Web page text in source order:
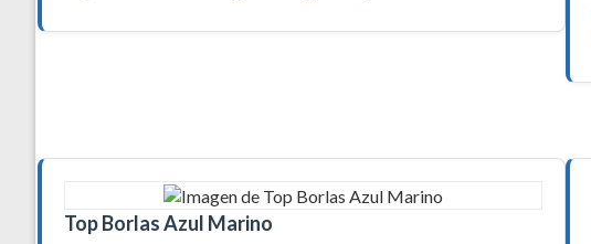
Top Borlas Azul Marino